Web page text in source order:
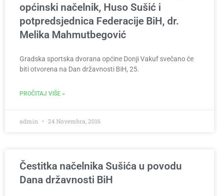
općinski načelnik, Huso Sušić i
potpredsjednica Federacije BiH, dr.
Melika Mahmutbegović
Gradska sportska dvorana općine Donji Vakuf svečano će
biti otvorena na Dan državnosti BiH, 25.
PROČITAJ VIŠE »
admin 24 Novembra, 2016
Čestitka načelnika Sušića u povodu
Dana državnosti BiH